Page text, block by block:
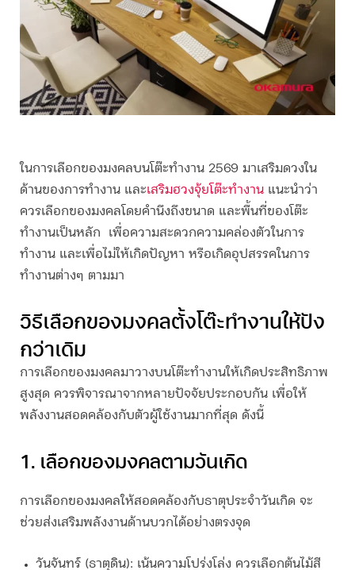
ในการเลือกของมงคลบนโต๊ะทํางาน 2569 มาเสริมดวงใน
ด้านของการทำงาน และเสริมฮวงจุ้ยโต๊ะทำงาน แนะนำว่า
ควรเลือกของมงคลโดยคำนึงถึงขนาด และพื้นที่ของโต๊ะ
ทำงานเป็นหลัก เพื่อความสะดวกความคล่องตัวในการ
ทำงาน และเพื่อไม่ให้เกิดปัญหา หรือเกิดอุปสรรคในการ
ทำงานต่างๆ ตามมา
วิธีเลือกของมงคลตั้งโต๊ะทำงานให้ปัง
กว่าเดิม
การเลือกของมงคลมาวางบนโต๊ะทำงานให้เกิดประสิทธิภาพ
สูงสุด ควรพิจารณาจากหลายปัจจัยประกอบกัน เพื่อให้
พลังงานสอดคล้องกับตัวผู้ใช้งานมากที่สุด ดังนี้
1. เลือกของมงคลตามวันเกิด
การเลือกของมงคลให้สอดคล้องกับธาตุประจำวันเกิด จะ
ช่วยส่งเสริมพลังงานด้านบวกได้อย่างตรงจุด
วันจันทร์ (ธาตุดิน): เน้นความโปร่งโล่ง ควรเลือกต้นไม้สี